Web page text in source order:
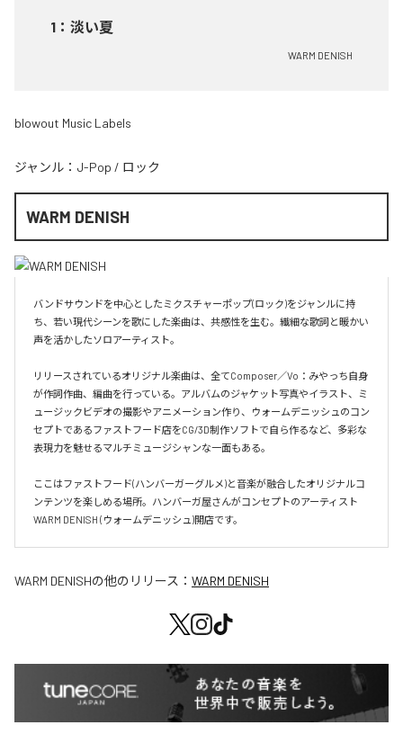
1 ： 淡い夏
WARM DENISH
blowout Music Labels
ジャンル： J-Pop / ロック
WARM DENISH
バンドサウンドを中心としたミクスチャーポップ(ロック)をジャンルに持
ち、若い現代シーンを歌にした楽曲は、共感性を生む。繊細な歌詞と暖かい
声を活かしたソロアーティスト。
リリースされているオリジナル楽曲は、全てComposer／Vo：みやっち自身
が作詞作曲、編曲を行っている。アルバムのジャケット写真やイラスト、ミ
ュージックビデオの撮影やアニメーション作り、ウォームデニッシュのコン
セプトであるファストフード店をCG/3D制作ソフトで自ら作るなど、多彩な
表現力を魅せるマルチミュージシャンな一面もある。
ここはファストフード(ハンバーガーグルメ)と音楽が融合したオリジナルコ
ンテンツを楽しめる場所。ハンバーガ屋さんがコンセプトのアーティスト
WARM DENISH (ウォームデニッシュ)開店です。
WARM DENISHの他のリリース： WARM DENISH